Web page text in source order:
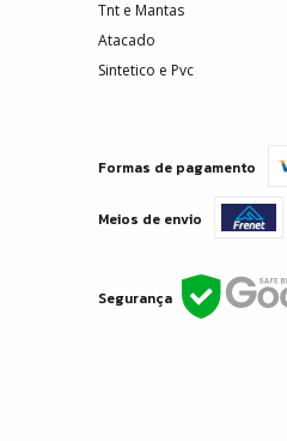
Tnt e Mantas
Atacado
Sintetico e Pvc
Formas de pagamento
Meios de envio
Segurança